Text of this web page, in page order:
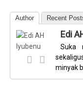
Author Recent
Edi
Suka
minyak